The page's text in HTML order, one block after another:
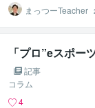
まっつーTeacher
「プロ”eスポー
記事
コラム
4